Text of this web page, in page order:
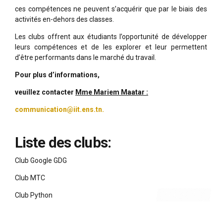
ces compétences ne peuvent s’acquérir que par le biais des
activités en-dehors des classes.
Les clubs offrent aux étudiants l’opportunité de développer
leurs compétences et de les explorer et leur permettent
d’être performants dans le marché du travail.
Pour plus d’informations,
veuillez contacter Mme Mariem Maatar :
communication@iit.ens.tn.
Liste des clubs:
Club Google GDG
Club MTC
Club Python